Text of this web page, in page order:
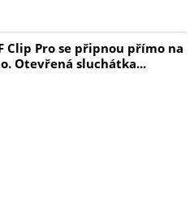
Clip Pro se připnou přímo na
Otevřená sluchátka...